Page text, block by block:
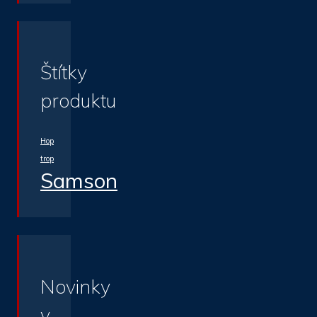
Štítky
produktu
Hop
trop
Samson
Novinky